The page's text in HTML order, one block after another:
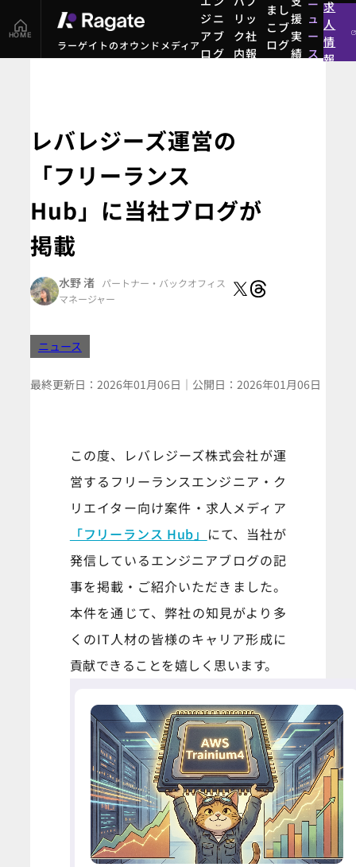
HOME
ラーゲイトのオウンドメディア
ジニ
アブ
ログ
リッ
ク社
内報
まし
こブ
ログ
まし
援
実
績
ュ
ー
ス
求
人
情
報
レバレジーズ運営の
「フリーランス
Hub」に当社ブログが
掲載
水野 渚 パートナー ・バックオフィス
マネージャー
ニュース
最終更新日： 2026年01月06日 ｜ 公開日： 2026年01月06日
この度、レバレジーズ株式会社が運
営するフリーランスエンジニア・ク
リエイター向け案件・求人メディア
「フリーランス Hub」 にて、当社が
発信しているエンジニアブログの記
事を掲載・ご紹介いただきました。
本件を通じて、弊社の知見がより多
くのIT人材の皆様のキャリア形成に
貢献できることを嬉しく思います。